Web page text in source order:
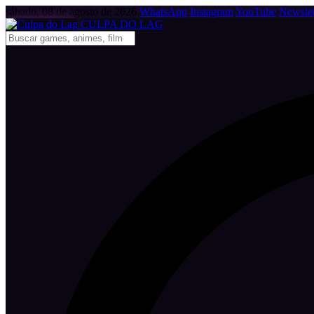
sábado, 08 de agosto de 2026 WhatsApp InstagramYouTube
CULPA DO LAG